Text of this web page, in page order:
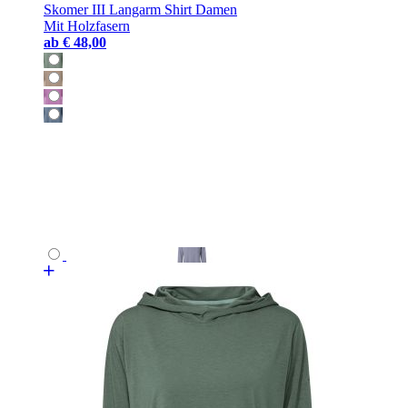
Skomer III Langarm Shirt Damen
Mit Holzfasern
ab € 48,00